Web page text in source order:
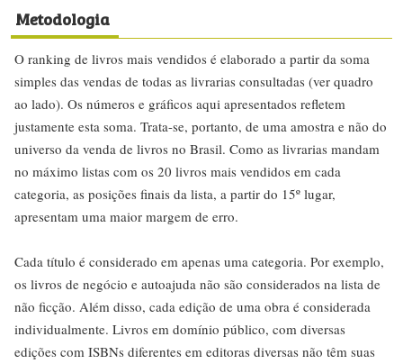
Metodologia
O ranking de livros mais vendidos é elaborado a partir da soma
simples das vendas de todas as livrarias consultadas (ver quadro
ao lado). Os números e gráficos aqui apresentados refletem
justamente esta soma. Trata-se, portanto, de uma amostra e não do
universo da venda de livros no Brasil. Como as livrarias mandam
no máximo listas com os 20 livros mais vendidos em cada
categoria, as posições finais da lista, a partir do 15º lugar,
apresentam uma maior margem de erro.
Cada título é considerado em apenas uma categoria. Por exemplo,
os livros de negócio e autoajuda não são considerados na lista de
não ficção. Além disso, cada edição de uma obra é considerada
individualmente. Livros em domínio público, com diversas
edições com ISBNs diferentes em editoras diversas não têm suas